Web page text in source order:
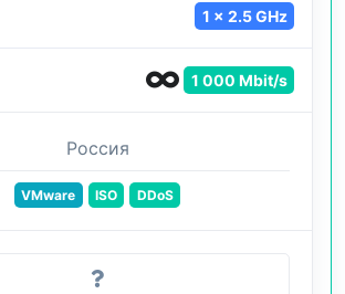
1 x 2.5 GHz
1 000 Mbit/s
Россия
VMware ISO DDoS